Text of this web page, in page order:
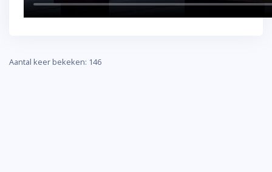
Aantal keer bekeken: 146